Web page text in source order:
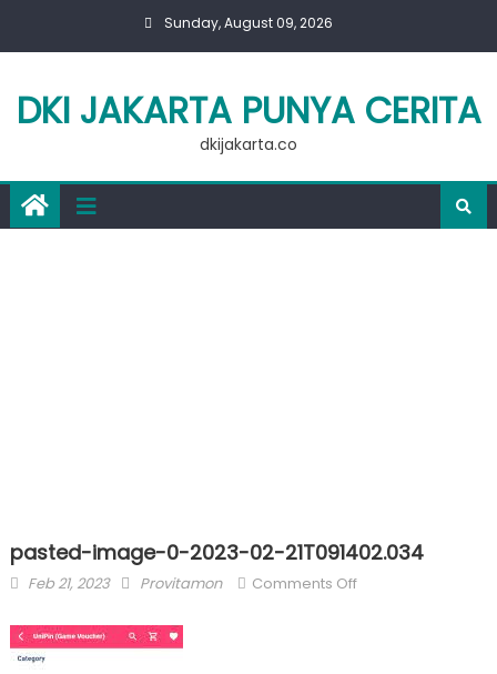
Sunday, August 09, 2026
DKI JAKARTA PUNYA CERITA
dkijakarta.co
pasted-image-0-2023-02-21T091402.034
Posted
Feb 21, 2023 Author
Provitamon Comments Offon